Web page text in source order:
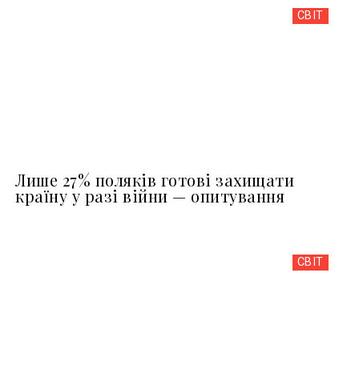
СВІТ
Лише 27% поляків готові захищати
країну у разі війни — опитування
СВІТ